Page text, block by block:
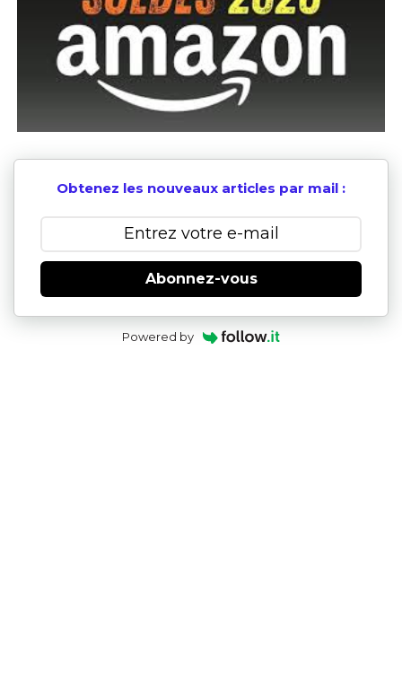
Obtenez les nouveaux articles par mail :
Abonnez-vous
Powered by